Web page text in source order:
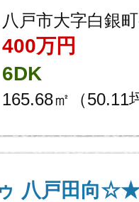
八戸市大字白銀
400万円
6DK
165.68㎡（50.11
八戸田向